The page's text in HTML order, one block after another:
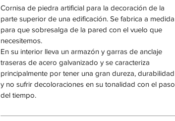
Cornisa de piedra artificial para la decoración de la
parte superior de una edificación. Se fabrica a medida
para que sobresalga de la pared con el vuelo que
necesitemos.
En su interior lleva un armazón y garras de anclaje
traseras de acero galvanizado y se caracteriza
principalmente por tener una gran dureza, durabilidad
y no sufrir decoloraciones en su tonalidad con el paso
del tiempo.